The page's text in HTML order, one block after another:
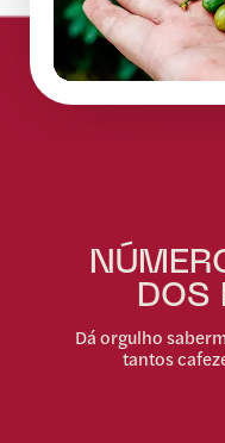
DOS
Dá orgulho
tantos